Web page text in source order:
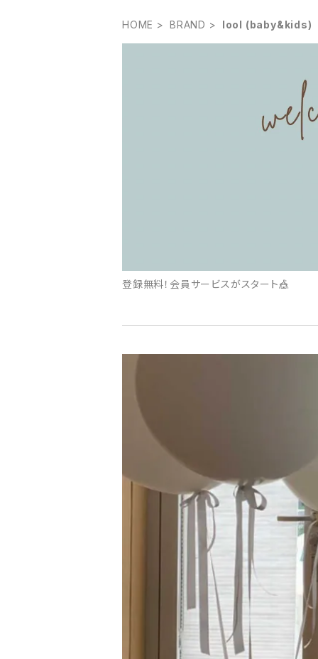
HOME BRAND lool (baby&kids)
登録無料！会員サービスがスタート🎪